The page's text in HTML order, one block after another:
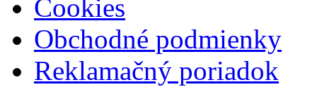
Cookies
Obchodné podmienky
Reklamačný poriadok